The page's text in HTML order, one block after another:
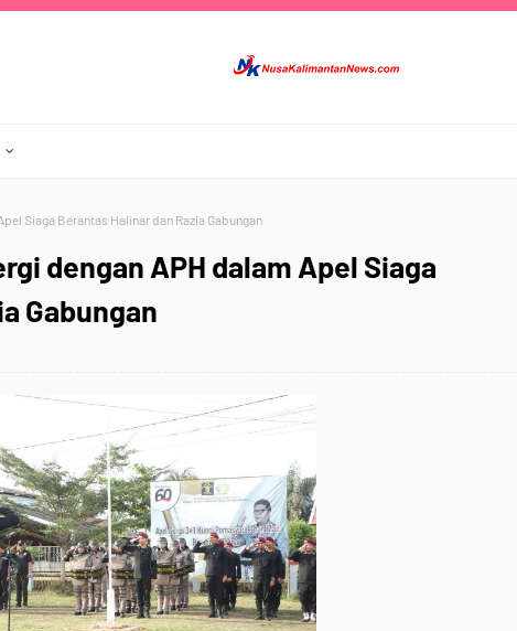
Siaga Berantas Halinar dan Razia Gabungan
dengan APH dalam Apel Siaga
Gabungan